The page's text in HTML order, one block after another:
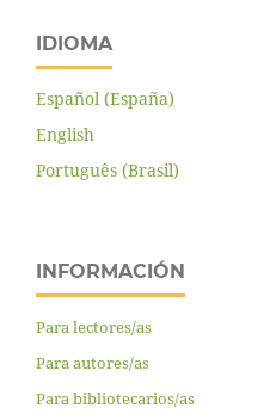
IDIOMA
Español (España)
English
Português (Brasil)
INFORMACIÓN
Para lectores/as
Para autores/as
Para bibliotecarios/as